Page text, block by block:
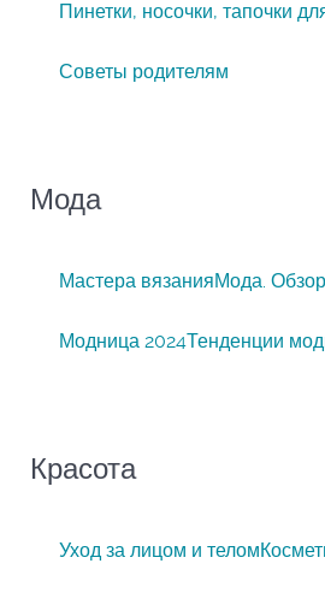
Пинетки, носочки, тапочки
Советы родителям
Мода
Мастера вязанияМода.
Модница 2024Тенденции
Красота
Уход за лицом и телом